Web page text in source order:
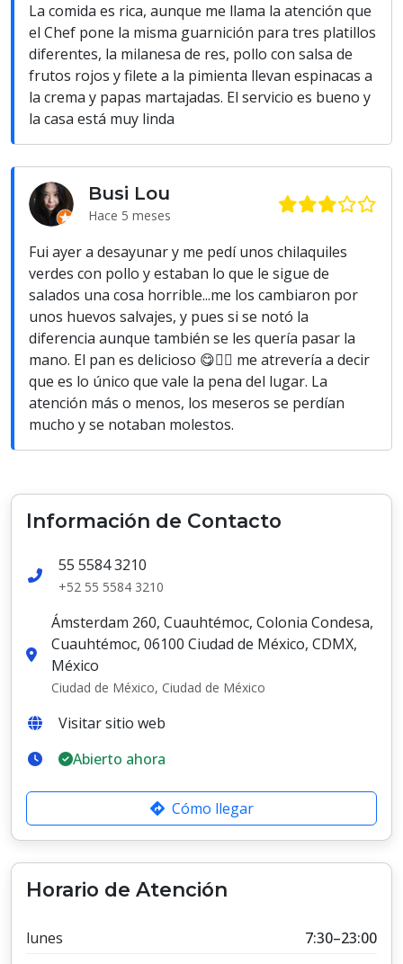
La comida es rica, aunque me llama la atención que
el Chef pone la misma guarnición para tres platillos
diferentes, la milanesa de res, pollo con salsa de
frutos rojos y filete a la pimienta llevan espinacas a
la crema y papas martajadas. El servicio es bueno y
la casa está muy linda
Busi Lou
Hace 5 meses
Fui ayer a desayunar y me pedí unos chilaquiles
verdes con pollo y estaban lo que le sigue de
salados una cosa horrible...me los cambiaron por
unos huevos salvajes, y pues si se notó la
diferencia aunque también se les quería pasar la
mano. El pan es delicioso 😋👌🏼 me atrevería a decir
que es lo único que vale la pena del lugar. La
atención más o menos, los meseros se perdían
mucho y se notaban molestos.
Información de Contacto
55 5584 3210
+52 55 5584 3210
Ámsterdam 260, Cuauhtémoc, Colonia Condesa,
Cuauhtémoc, 06100 Ciudad de México, CDMX,
México
Ciudad de México, Ciudad de México
Visitar sitio web
Abierto ahora
Cómo llegar
Horario de Atención
lunes
7:30–23:00